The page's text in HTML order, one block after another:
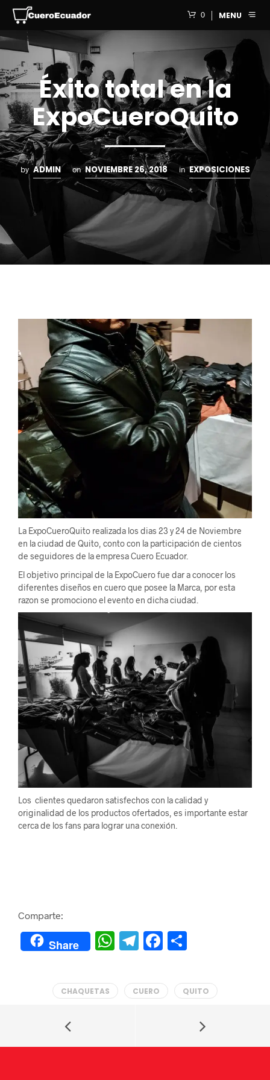
0 MENU
Éxito total en la
ExpoCueroQuito
by ADMIN on NOVIEMBRE 26, 2018 in EXPOSICIONES
La ExpoCueroQuito realizada los dias 23 y 24 de Noviembre
en la ciudad de Quito, conto con la participación de cientos
de seguidores de la empresa Cuero Ecuador.
El objetivo principal de la ExpoCuero fue dar a conocer los
diferentes diseños en cuero que posee la Marca, por esta
razon se promociono el evento en dicha ciudad.
Los clientes quedaron satisfechos con la calidad y
originalidad de los productos ofertados, es importante estar
cerca de los fans para lograr una conexión.
Comparte:
Share
W
at
s
Te
gr
a
F
c
e
m
p
ar
tir
CHAQUETAS CUERO QUITO